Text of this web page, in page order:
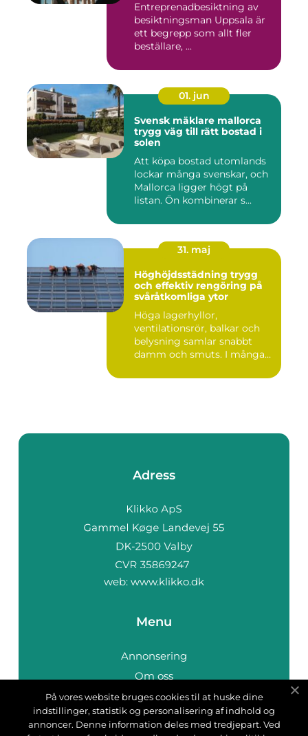
Entreprenadbesiktning av
besiktningsman Uppsala är
ett begrepp som allt fler
beställare, ...
01. jun
Svensk mäklare mallorca
trygg väg till rätt bostad i
solen
Att köpa bostad utomlands
lockar många svenskar, och
Mallorca ligger högt på
listan. Ön kombinerar s...
31. maj
Höghöjdsstädning trygg
och effektiv rengöring på
svåråtkomliga ytor
Höga lagerhyllor,
ventilationsrör, balkar och
belysning samlar snabbt
damm och smuts. I många
Adress
web: www.klikko.dk
Menu
Annonsering
Om oss
Cookies
Kontakta oss
På vores website bruges cookies til at huske dine
indstillinger, statistik og personalisering af indhold og
annoncer. Denne information deles med tredjepart. Ved